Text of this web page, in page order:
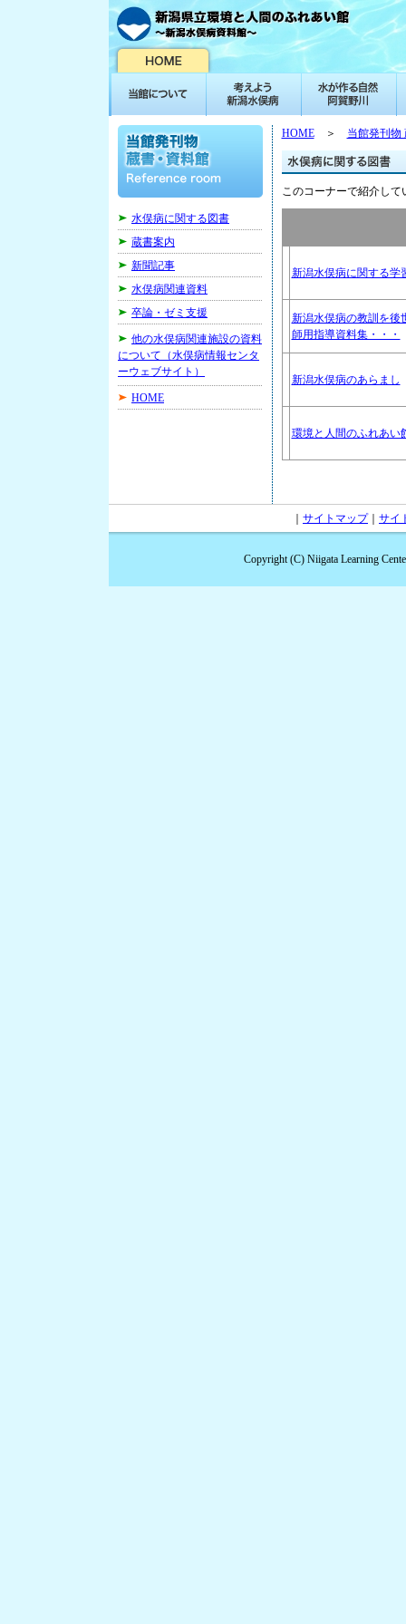
水俣病に関する図書
蔵書案内
新聞記事
水俣病関連資料
卒論・ゼミ支援
他の水俣病関連施設の資料
について（水俣病情報センタ
ーウェブサイト）
HOME
HOME＞ 当館発刊物
このコーナーで紹介し
新潟水俣病に関する学
新潟水俣病の教訓を後
師用指導資料集・・・
新潟水俣病のあらまし
環境と人間のふれあ
サイトマップ｜ サイ
Copyright (C) Niigata Learning